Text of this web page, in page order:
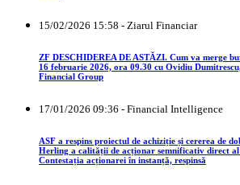
15/02/2026 15:58 - Ziarul Financiar
ZF DESCHIDEREA DE ASTĂZI. Cum va merge
16 februarie 2026, ora 09.30 cu Ovidiu
Financial Group
17/01/2026 09:36 - Financial Intelligence
ASF a respins proiectul de achiziție și cererea de
Herling a calității de acționar semnificativ direct
Contestația acționarei în instanță, respinsă